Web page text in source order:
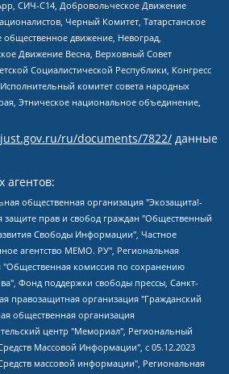
СИЧ-С14, Добровольческое Движение
Черный Комитет, Татарстанское
общественное движение, Невоград,
Движение Весна, Верховный Совет
Социалистической Республики, Конгресс
комитет совета народных
Этническое национальное объединение,
ru/documents/7822/ данные
агентов:
Лукьянова Юлия Сергеевна, Маетная Елизавета Витальевна, Маняхин Петр Борисович, Чуракова Ольга Владимировна, Ярош Юлия Петровна, Юридическое лицо "The Insider SIA", зарегистрированное в Риге, Латвийская Республика (дата регистрации 26.06.2015), являющееся администратором доменного имени интернет-издания "The Insider SIA", https://theins.ru, Постернак Алексей Евгеньевич, Рубин Михаил Аркадьевич, Анин Роман Александрович, Юридическое лицо Istories fonds, зарегистрированное в Латвийской Республике (регистрационный номер 50008295751, дата регистрации 24.02.2020), Великовский Дмитрий Александрович, Долинина Ирина Николаевна, Мароховская Алеся Алексеевна, Шлейнов Роман Юрьевич, Шмагун Олеся Валентиновна, Общество с ограниченной ответственностью "Альтаир 2021", Общество с ограниченной ответственностью "Вега 2021", Общество с ограниченной ответственностью "Главный редактор 2021", Общество с ограниченной ответственностью "Ромашки монолит", Важенков Артем Валерьевич, Ивановская областная общественная организация "Центр гендерных исследований", Гурман Юрий Альбертович, Медиапроект "ОВД-Инфо", Егоров Владимир Владимирович, Жилинский Владимир Александрович, Общество с ограниченной ответственностью "ЗП", Иванова София Юрьевна, Карезина Инна Павловна, Кильтау Екатерина Викторовна, Петров Алексей Викторович, Пискунов Сергей Евгеньевич, Смирнов Сергей Сергеевич, Тихонов Михаил Сергеевич, Общество с ограниченной ответственностью "ЖУРНАЛИСТ-ИНОСТРАННЫЙ АГЕНТ", Арапова Галина Юрьевна, Вольтская Татьяна Анатольевна, Американская компания "Mason G.E.S. Anonymous Foundation" (США), являющаяся владельцем интернет-издания https://mnews.world/, Компания "Stichting Bellingcat", зарегистрированная в Нидерландах (дата регистрации 11.07.2018), Захаров Андрей Вячеславович, Клепиковская Екатерина Дмитриевна, Общество с ограниченной ответственностью "МЕМО", Перл Роман Александрович, Симонов Евгений Алексеевич, Соловьева Елена Анатольевна, Сотников Даниил Владимирович, Сурначева Елизавета Дмитриевна, Автономная некоммерческая организация по защите прав человека и информированию населения "Якутия – Наше Мнение", Общество с ограниченной ответственностью "Москоу диджитал медиа", с 26.01.2023 Общество с ограниченной ответственностью "Чайка Белые сады", Ветошкина Валерия Валерьевна, Заговора Максим Александрович, Межрегиональное общественное движение "Российская ЛГБТ - сеть", Оленичев Максим Владимирович, Павлов Иван Юрьевич, Скворцова Елена Сергеевна, Общество с ограниченной ответственностью "Как бы инагент", Кочетков Игорь Викторович, Общество с ограниченной ответственностью "Честные выборы", Еланчик Олег Александрович, Общество с ограниченной ответственностью "Нобелевский призыв", Гималова Регина Эмилевна, Григорьев Андрей Валерьевич, Григорьева Алина Александровна, Ассоциация по содействию защите прав призывников, альтернативнослужащих и военнослужащих "Правозащитная группа "Гражданин.Армия.Право", Хисамова Регина Фаритовна, Автономная некоммерческая организация по реализации социально-правовых программ "Лилит", Дальневосточное общественное движение "Маяк", Санкт-Петербургская ЛГБТ-инициативная группа "Выход", Инициативная группа ЛГБТ+ "Реверс", Алексеев Андрей Викторович, Бекбулатова Таисия Львовна, Беляев Иван Михайлович, Владыкина Елена Сергеевна, Гельман Марат Александрович, Никульшина Вероника Юрьевна, Толоконникова Надежда Андреевна, Шендерович Виктор Анатольевич, Общество с ограниченной ответственностью "Данное сообщение", Общество с ограниченной ответственностью Издательский дом "Новая глава", Айнбиндер Александра Александровна, Московский комьюнити-центр для ЛГБТ+инициатив, Благотворительный фонд развития филантропии, Deutsche Welle (Германия, Kurt-Schumacher-Strasse 3, 53113 Bonn), Борзунова Мария Михайловна, Воробьев Виктор Викторович, Голубева Анна Львовна, Константинова Алла Михайловна, Малкова Ирина Владимировна, Мурадов Мурад Абдулгалимович, Осетинская Елизавета Николаевна, Понасенков Евгений Николаевич, Ганапольский Матвей Юрьевич, Киселев Евгений Алексеевич, Борухович Ирина Григорьевна, Дремин Иван Тимофеевич, Дубровский Дмитрий Викторович, Красноярская региональная общественная организация поддержки и развития альтернативных образовательных технологий и межкультурных коммуникаций "ИНТЕРРА", Маяковская Екатерина Алексеевна, Фейгин Марк Захарович, Филимонов Андрей Викторович, Дзугкоева Регина Николаевна, Доброхотов Роман Александрович, Дудь Юрий Александрович, Елкин Сергей Владимирович, Кругликов Кирилл Игоревич, Сабунаева Мария Леонидовна, Семенов Алексей Владимирович, Шаинян Карен Багратович, Шульман Екатерина Михайловна, Асафьев Артур Валерьевич, Вахштайн Виктор Семенович, Венедиктов Алексей Алексеевич, Лушникова Екатерина Евгеньевна, Волков Леонид Михайлович, Невзоров Александр Глебович, Пархоменко Сергей Борисович, Сироткин Ярослав Николаевич, Кара-Мурза Владимир Владимирович, Баранова Наталья Владимировна, Гозман Леонид Яковлевич, Кагарлицкий Борис Юльевич, Климарев Михаил Валерьевич, Милов Владимир Станиславович, Автономная некоммерческая организация Краснодарский центр современного искусства "Типография", Моргенштерн Алишер Тагирович, Соболь Любовь Эдуардовна, Общество с ограниченной ответственностью "ЛИЗА НОРМ", Каспаров Гарри Кимович, Ходорковский Михаил Борисович, Общество с ограниченной ответственностью "Апрельские тезисы", Данилович Ирина Брониславовна, Кашин Олег Владимирович, Петров Николай Владимирович, Пивоваров Алексей Владимирович, Соколов Михаил Владимирович, Цветкова Юлия Владимировна, Чичваркин Евгений Александрович, Комитет против пыток/Команда против пыток, Общество с ограниченной ответственностью "Первый научный", Общество с ограниченной ответственностью "Вертолет и ко", Белоцерковская Вероника Борисовна, Кац Максим Евгеньевич, Лазарева Татьяна Юрьевна, Шаведдинов Руслан Табризович, Яшин Илья Валерьевич, Общество с ограниченной ответственностью "Иноагент ААВ", Алешковский Дмитрий Петрович, Альбац Евгения Марковна, Быков Дмитрий Львович, Галямина Юлия Евгеньевна, Лойко Сергей Леонидович, Мартынов Кирилл Константинович, Медведев Сергей Александрович, Крашенинников Федор Геннадиевич, Гордеева Катерина Вл